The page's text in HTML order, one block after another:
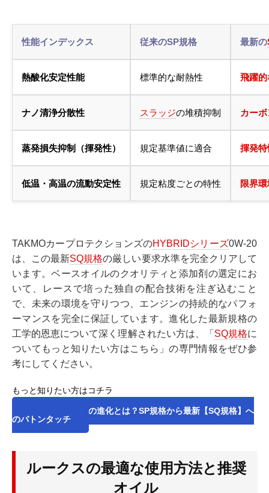
性能インデックス 従来のSP規格 最新の
熱酸化安定性能 標準的な耐熱性 飛躍
ナノ清浄分散性 スラッジの堆積抑制 カー
蒸発損失抑制（揮発性） 規定基準値に適合 揮発
低温・高温の流動安定性 規定粘度ごとの特性 限界
TAKMOカープロテクションズのHYBRIDシリーズ0W-20
は、この最新SQ規格の厳しい要求水準を完全クリアして
います。ベースオイルのクオリティと添加剤の選定にお
いて、レースで培った独自の配合技術を注ぎ込むこと
で、未来の環境を守りつつ、エンジンの持続的なパフォ
ーマンスを完全に保証しています。進化した最新規格の
工学的恩恵について深く理解されたい方は、「 SQ規格に
ついてもっと知りたい方はこちら」の専門情報をぜひ参
考にしてください。
もっと知りたい方はコチラ
2026年API規格の進化とは？SP規格から最新【SQ規格】へ
のバトンタッチ
ルークスの最適な使用方法と推奨
オイル